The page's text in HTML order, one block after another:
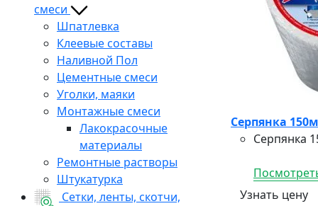
смеси
Шпатлевка
Клеевые составы
Наливной Пол
Цементные смеси
Уголки, маяки
Монтажные смеси
Лакокрасочные
материалы
Ремонтные растворы
Штукатурка
Сетки, ленты, скотчи,
Серпянка
Серпянка
Узнать цену